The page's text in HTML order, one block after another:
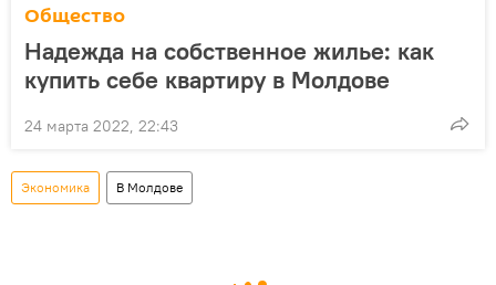
Общество
Надежда на собственное жилье: как
купить себе квартиру в Молдове
24 марта 2022, 22:43
Экономика В Молдове